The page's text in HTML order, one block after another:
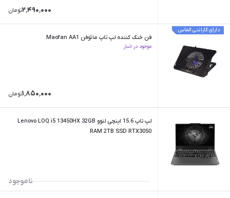
۲٬۴۹۰٬۰۰۰تومان
دارای گارانتی الماس
فن خنک کننده لپ تاپ مائوفن Maofan AA1
موجود در انبار
۱٬۸۵۰٬۰۰۰تومان
لپ تاپ 15.6 اینچی لنوو Lenovo LOQ i5 13450HX 32GB
RAM 2TB SSD RTX3050
ناموجود